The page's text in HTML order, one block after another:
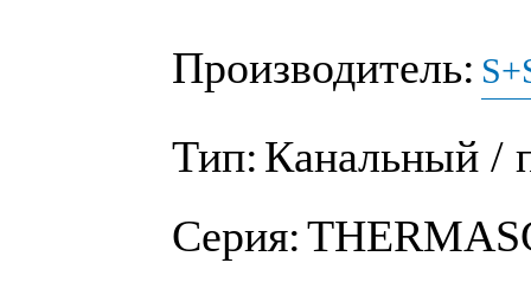
Производитель:
Тип: Канальный /
Серия: